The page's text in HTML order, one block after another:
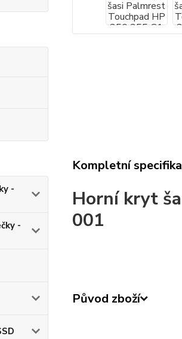
-
-
Kompletní
Horní kryt
001
Původ zboží